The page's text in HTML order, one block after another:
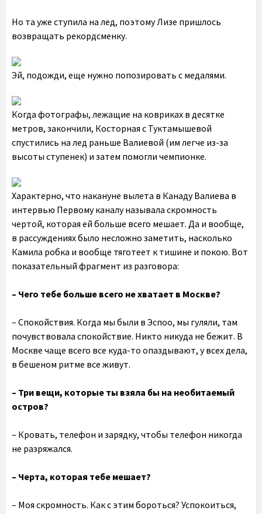
Но та уже ступила на лед, поэтому Лизе пришлось
возвращать рекордсменку.
Эй, подожди, еще нужно попозировать с медалями.
Когда фотографы, лежащие на ковриках в десятке
метров, закончили, Косторная с Туктамышевой
спустились на лед раньше Валиевой (им легче из-за
высоты ступенек) и затем помогли чемпионке.
Характерно, что накануне вылета в Канаду Валиева в
интервью Первому каналу называла скромность
чертой, которая ей больше всего мешает. Да и вообще,
в рассуждениях было несложно заметить, насколько
Камила робка и вообще тяготеет к тишине и покою. Вот
показательный фрагмент из разговора:
– Чего тебе больше всего не хватает в Москве?
– Спокойствия. Когда мы были в Эспоо, мы гуляли, там
почувствовала спокойствие. Никто никуда не бежит. В
Москве чаще всего все куда-то опаздывают, у всех дела,
в бешеном ритме все живут.
– Три вещи, которые ты взяла бы на необитаемый
остров?
– Кровать, телефон и зарядку, чтобы телефон никогда
не разряжался.
– Черта, которая тебе мешает?
– Моя скромность. Как с этим бороться? Успокоиться,